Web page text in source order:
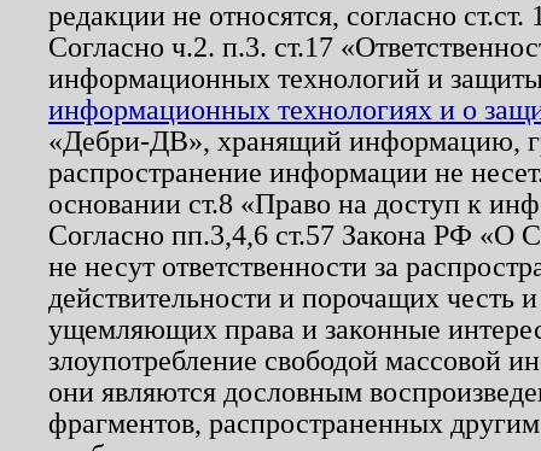
редакции не относятся, согласно
Согласно ч.2. п.3. ст.17
информационных технологий и
информационных технологиях и о
«Дебри-ДВ», хранящий информацию,
распространение информации не
основании ст.8 «Право на доступ к
Согласно пп.3,4,6 ст.57 Закона РФ «О
не несут ответственности за
действительности и порочащих честь
ущемляющих права и законные
злоупотребление свободой массовой
они являются дословным
фрагментов, распространенных